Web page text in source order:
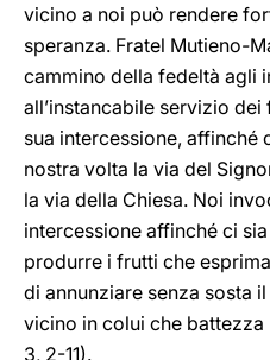
vicino a noi può rendere
speranza. Fratel Mutieno-
cammino della fedeltà agli
all’instancabile servizio
sua intercessione, affinché
nostra volta la via del
la via della Chiesa. Noi
intercessione affinché ci
produrre i frutti che
di annunziare senza sosta
vicino in colui che
3, 2-11).